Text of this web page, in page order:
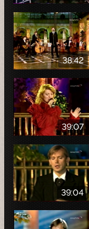
38:42
39:07
39:04